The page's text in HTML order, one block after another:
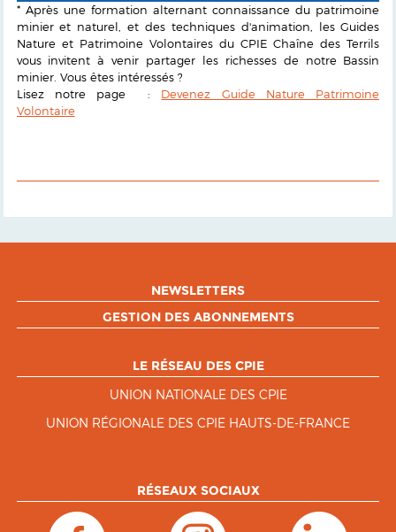
* Après une formation alternant connaissance du patrimoine
minier et naturel, et des techniques d'animation, les Guides
Nature et Patrimoine Volontaires du CPIE Chaîne des Terrils
vous invitent à venir partager les richesses de notre Bassin
minier. Vous êtes intéressés ?
Lisez notre page : Devenez Guide Nature Patrimoine
Volontaire
NEWSLETTERS
GESTION DES ABONNEMENTS
LE RÉSEAU DES CPIE
UNION NATIONALE DES CPIE
UNION RÉGIONALE DES CPIE HAUTS-DE-FRANCE
RÉSEAUX SOCIAUX